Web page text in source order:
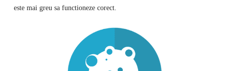
este mai greu sa functioneze corect.